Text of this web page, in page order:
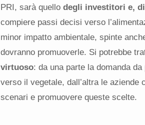
PRI, sarà quellodegli investitori e, di
compiere passi decisi verso
minor impatto ambientale, spinte
dovranno promuoverle. Si potrebbe
virtuoso: da una parte la domanda
verso il vegetale, dall’altra le
scenari e promuovere queste scelte.